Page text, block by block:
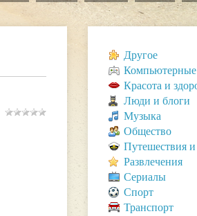
Другое
Красота и
Люди и блоги
Музыка
Общество
Путешествия
Развлечения
Сериалы
Спорт
Транспорт